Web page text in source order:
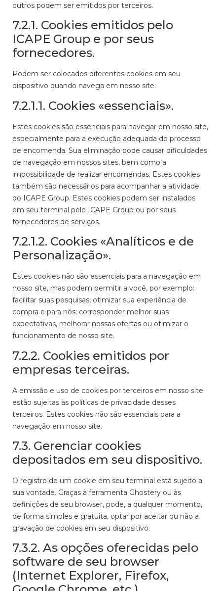
outros podem ser emitidos por terceiros.
7.2.1. Cookies emitidos pelo
ICAPE Group e por seus
fornecedores.
Podem ser colocados diferentes cookies em seu
dispositivo quando navega em nosso site:
7.2.1.1. Cookies «essenciais».
Estes cookies são essenciais para navegar em nosso site,
especialmente para a execução adequada do processo
de encomenda. Sua eliminação pode causar dificuldades
de navegação em nossos sites, bem como a
impossibilidade de realizar encomendas. Estes cookies
também são necessários para acompanhar a atividade
do ICAPE Group. Estes cookies podem ser instalados
em seu terminal pelo ICAPE Group ou por seus
fornecedores de serviços.
7.2.1.2. Cookies «Analíticos e de
Personalização».
Estes cookies não são essenciais para a navegação em
nosso site, mas podem permitir a você, por exemplo:
facilitar suas pesquisas, otimizar sua experiência de
compra e para nós: corresponder melhor suas
expectativas, melhorar nossas ofertas ou otimizar o
funcionamento de nosso site.
7.2.2. Cookies emitidos por
empresas terceiras.
A emissão e uso de cookies por terceiros em nosso site
estão sujeitas às políticas de privacidade desses
terceiros. Estes cookies não são essenciais para a
navegação em nosso site.
7.3. Gerenciar cookies
depositados em seu dispositivo.
O registro de um cookie em seu terminal está sujeito a
sua vontade. Graças à ferramenta Ghostery ou às
definições de seu browser, pode, a qualquer momento,
de forma simples e gratuita, optar por aceitar ou não a
gravação de cookies em seu dispositivo.
7.3.2. As opções oferecidas pelo
software de seu browser
(Internet Explorer, Firefox,